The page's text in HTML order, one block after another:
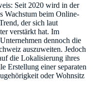
Seit 2020 wird in der
Wachstum beim Online-
der sich laut
verstärkt hat. Im
dennoch die
auszuweiten. Jedoch
die Lokalisierung ihres
Erstellung einer separaten
oder Wohnsitz